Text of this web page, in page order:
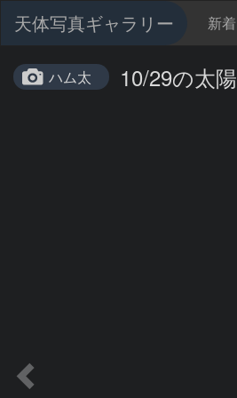
天体写真ギャラリー 新着
ハム太 10/29の太陽